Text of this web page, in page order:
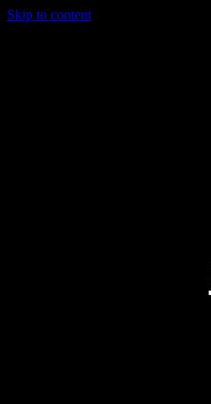
Skip to content